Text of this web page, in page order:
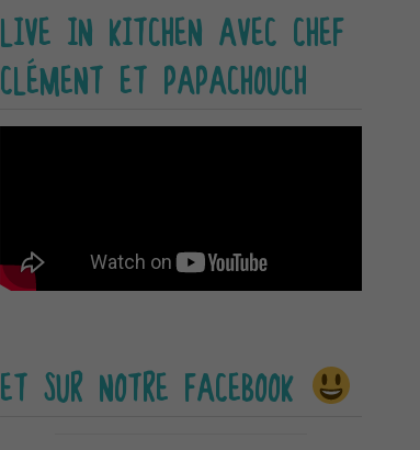
LIVE IN KITCHEN AVEC CHEF
CLÉMENT ET PAPACHOUCH
ET SUR NOTRE FACEBOOK